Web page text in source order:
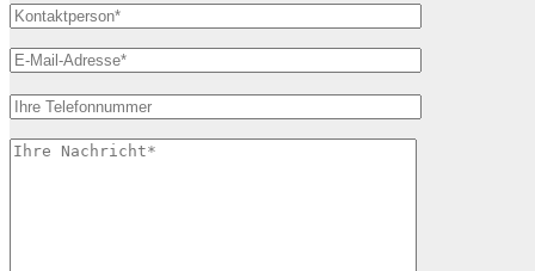
lasse
Feld